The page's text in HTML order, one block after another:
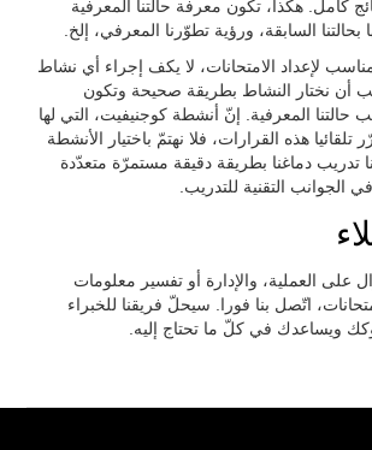
كامل. هكذا، تكون معرفة حالتنا المعرفية
بحالتنا السابقة، ورؤية تطوّرنا المعرفي، إلخ.
لإعداد الامتحانات، لا يكف إجراء أي نشاط
أن نختار النشاط بطريقة صحيحة وتكون
حالتنا المعرفية. إنّ أنشطة كوجنيفيت، التي لها
هذه القرارات، فلا نهتمّ باختيار الأنشطة
تدريب دماغنا بطريقة دقيقة مستمرّة متعدّدة
الجوانب التقنية للتدريب.
على العملية، والإدارة أو تفسير معلومات
اتّصل بنا فورا. سيحلّ فريقنا للخبراء
ويساعدك في كلّ ما تحتاج إليه.